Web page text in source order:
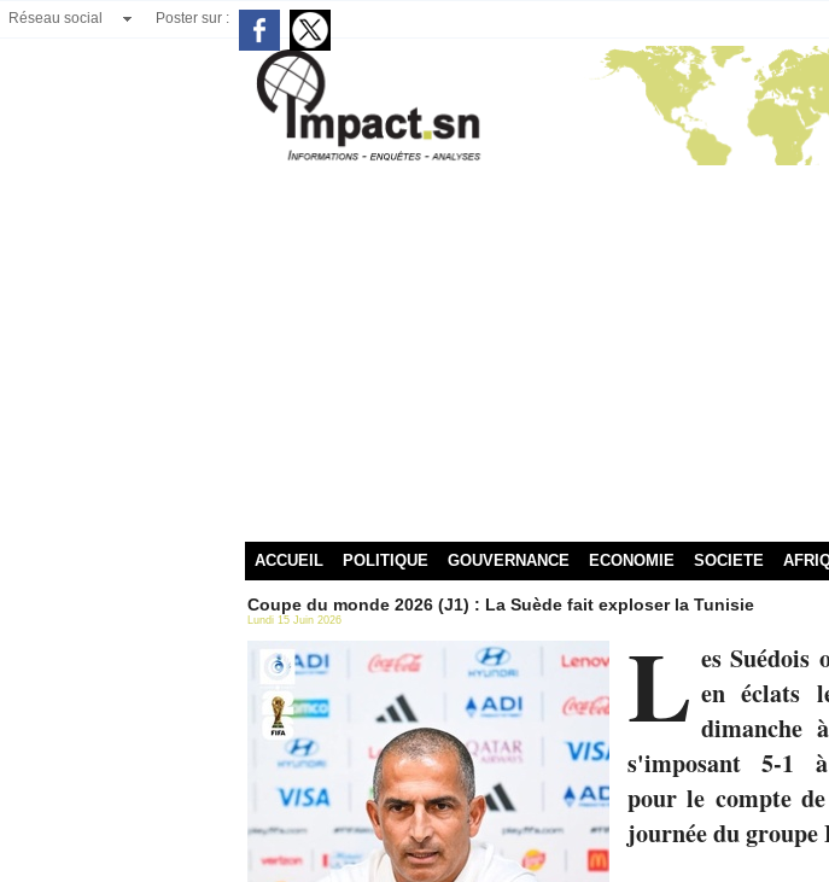
Réseau social Poster sur :
ACCUEIL POLITIQUE GOUVERNANCE ECONOMIE SOCIETE
Coupe du monde 2026 (J1) : La Suède fait exploser la Tunisie
Lundi 15 Juin 2026 L es
en éclats
dimanche
s'imposant 5-1
pour le compte
journée du groupe